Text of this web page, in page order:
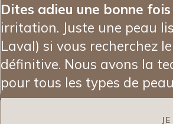
Dites adieu une bonne
irritation. Juste une peau
Laval) si vous recherchez
définitive. Nous avons la
pour tous les types de